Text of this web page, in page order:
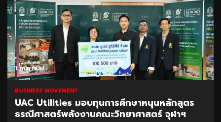
1 min read
BUSINESS MOVEMENT
UAC Utilities มอบทุนการศึกษาหนุนหลักสูตร
ธรณีศาสตร์พลังงานคณะวิทยาศาสตร์ จุฬาฯ